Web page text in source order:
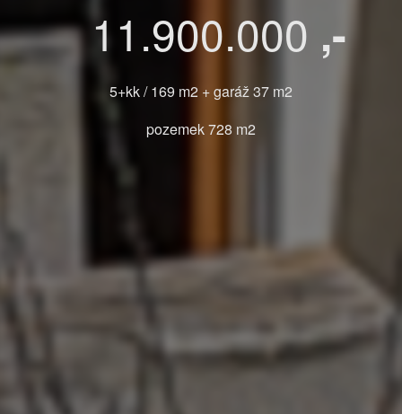
11.900.000 ,-
5+kk / 169 m2 + garáž 37 m2
pozemek 728 m2